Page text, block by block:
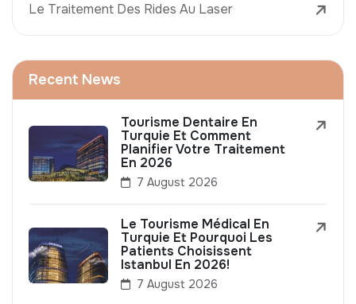
Le Traitement Des Rides Au Laser
Recent News
Tourisme Dentaire En
Turquie Et Comment
Planifier Votre Traitement
En 2026
7 August 2026
Le Tourisme Médical En
Turquie Et Pourquoi Les
Patients Choisissent
Istanbul En 2026!
7 August 2026